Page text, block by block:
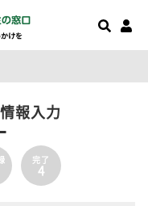
報入力
完了
4